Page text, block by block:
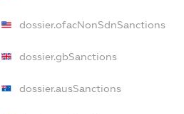
dossier.ofacNonSdnSanctions
dossier.gbSanctions
dossier.ausSanctions